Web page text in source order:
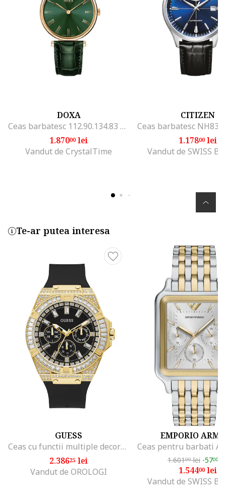
DOXA
Ceas barbatesc 112.90.134.83 Quartz Verde
1.87000lei
Vandut de CrystalTime
CITIZEN
1.17800lei
Vandut de SWISS
Te-ar putea interesa
GUESS
Ceas cu functii multiple decorat cu cristale, Negru/Auriu
2.38625 lei
Vandut de OROLOGI
EMPORIO
1.60100lei -5700
1.54400lei
Vandut de SWISS